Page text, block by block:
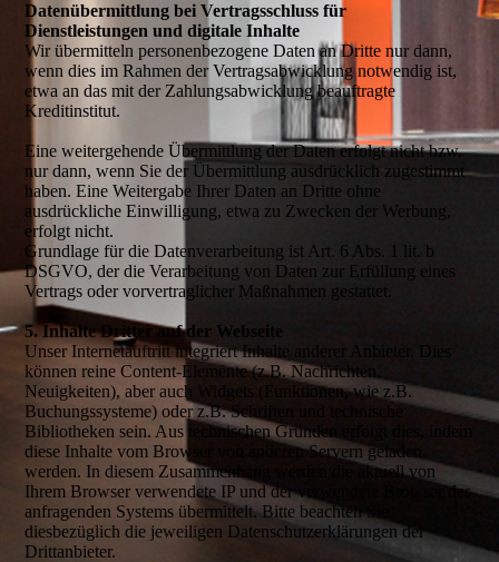
Datenübermittlung bei Vertragsschluss für
Dienstleistungen und digitale Inhalte
Wir übermitteln personenbezogene Daten an Dritte nur dann,
wenn dies im Rahmen der Vertragsabwicklung notwendig ist,
etwa an das mit der Zahlungsabwicklung beauftragte
Kreditinstitut.
Eine weitergehende Übermittlung der Daten erfolgt nicht bzw.
nur dann, wenn Sie der Übermittlung ausdrücklich zugestimmt
haben. Eine Weitergabe Ihrer Daten an Dritte ohne
ausdrückliche Einwilligung, etwa zu Zwecken der Werbung,
erfolgt nicht.
Grundlage für die Datenverarbeitung ist Art. 6 Abs. 1 lit. b
DSGVO, der die Verarbeitung von Daten zur Erfüllung eines
Vertrags oder vorvertraglicher Maßnahmen gestattet.
5. Inhalte Dritter auf der Webseite
Unser Internetauftritt integriert Inhalte anderer Anbieter. Dies
können reine Content-Elemente (z.B. Nachrichten,
Neuigkeiten), aber auch Widgets (Funktionen, wie z.B.
Buchungssysteme) oder z.B. Schriften und technische
Bibliotheken sein. Aus technischen Gründen erfolgt dies, indem
diese Inhalte vom Browser von anderen Servern geladen
werden. In diesem Zusammenhang werden die aktuell von
Ihrem Browser verwendete IP und der verwendete Browser des
anfragenden Systems übermittelt. Bitte beachten Sie
diesbezüglich die jeweiligen Datenschutzerklärungen der
Drittanbieter.